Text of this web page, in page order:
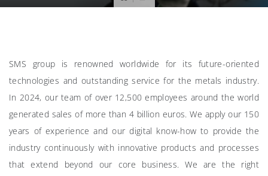
SMS group is renowned worldwide for its future-oriented
technologies and outstanding service for the metals industry.
In 2024, our team of over 12,500 employees around the world
generated sales of more than 4 billion euros. We apply our 150
years of experience and our digital know-how to provide the
industry continuously with innovative products and processes
that extend beyond our core business. We are the right